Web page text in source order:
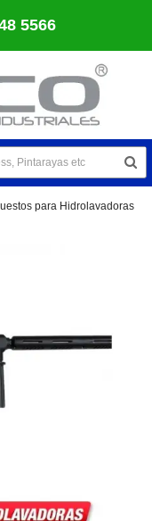
5566
para Hidrolavadoras